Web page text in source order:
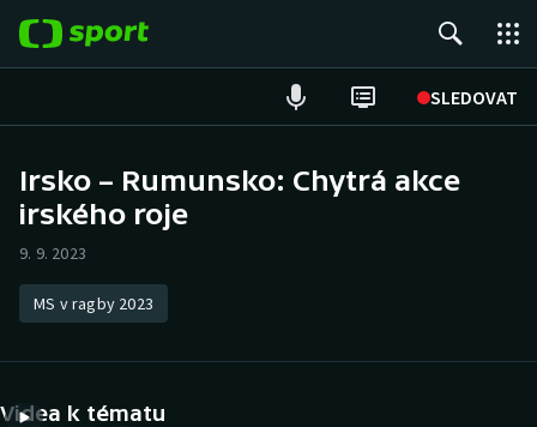
SLEDOVAT
Hokej
Atletika
Irsko – Rumunsko: Chytrá akce
irského roje
9. 9. 2023
MS v ragby 2023
Videa k tématu